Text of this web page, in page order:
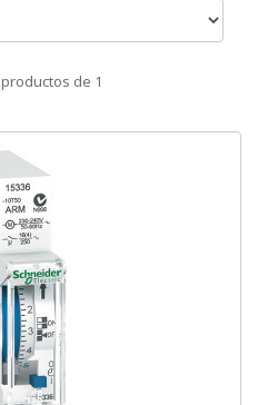
productos de 1